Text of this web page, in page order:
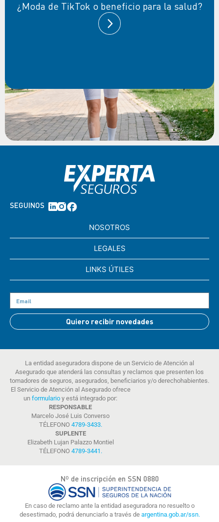
¿Moda de TikTok o beneficio para la salud?
SEGUINOS
NOSOTROS
LEGALES
LINKS ÚTILES
Quiero recibir novedades
La entidad aseguradora dispone de un Servicio de Atención al
Asegurado que atenderá las consultas y reclamos que presenten los
tomadores de seguros, asegurados, beneficiarios y/o derechohabientes.
El Servicio de Atención al Asegurado ofrece
un formulario y está integrado por:
RESPONSABLE
Marcelo José Luis Converso
TÉLEFONO 4789-3433.
SUPLENTE
Elizabeth Lujan Palazzo Montiel
TÉLEFONO 4789-3441 .
Nº de inscripción en SSN 0880
En caso de reclamo ante la entidad aseguradora no resuelto o
desestimado, podrá denunciarlo a través de argentina.gob.ar/ssn.